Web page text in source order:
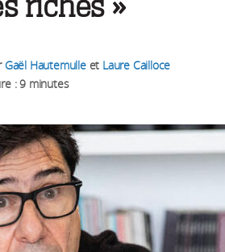
riches »
Gaël Hautemulleet Laure Cailloce
: 9 minutes